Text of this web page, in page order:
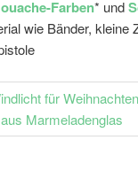
Farben* und
wie Bänder, kleine